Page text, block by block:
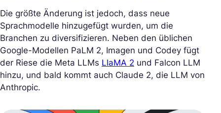
Die größte Änderung ist jedoch, dass neue
Sprachmodelle hinzugefügt wurden, um die
Branchen zu diversifizieren. Neben den üblichen
Google-Modellen PaLM 2, Imagen und Codey fügt
der Riese die Meta LLMs LlaMA 2 und Falcon LLM
hinzu, und bald kommt auch Claude 2, die LLM von
Anthropic.